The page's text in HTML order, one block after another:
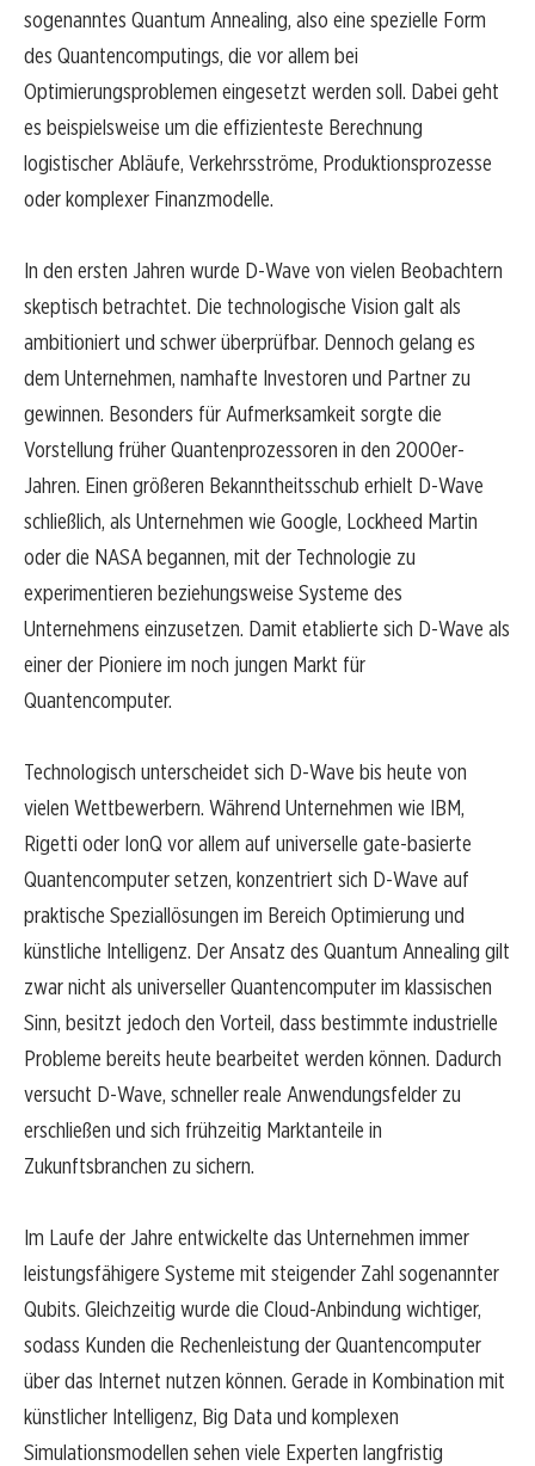
sogenanntes Quantum Annealing, also eine spezielle Form
des Quantencomputings, die vor allem bei
Optimierungsproblemen eingesetzt werden soll. Dabei geht
es beispielsweise um die effizienteste Berechnung
logistischer Abläufe, Verkehrsströme, Produktionsprozesse
oder komplexer Finanzmodelle.
In den ersten Jahren wurde D-Wave von vielen Beobachtern
skeptisch betrachtet. Die technologische Vision galt als
ambitioniert und schwer überprüfbar. Dennoch gelang es
dem Unternehmen, namhafte Investoren und Partner zu
gewinnen. Besonders für Aufmerksamkeit sorgte die
Vorstellung früher Quantenprozessoren in den 2000er-
Jahren. Einen größeren Bekanntheitsschub erhielt D-Wave
schließlich, als Unternehmen wie Google, Lockheed Martin
oder die NASA begannen, mit der Technologie zu
experimentieren beziehungsweise Systeme des
Unternehmens einzusetzen. Damit etablierte sich D-Wave als
einer der Pioniere im noch jungen Markt für
Quantencomputer.
Technologisch unterscheidet sich D-Wave bis heute von
vielen Wettbewerbern. Während Unternehmen wie IBM,
Rigetti oder IonQ vor allem auf universelle gate-basierte
Quantencomputer setzen, konzentriert sich D-Wave auf
praktische Speziallösungen im Bereich Optimierung und
künstliche Intelligenz. Der Ansatz des Quantum Annealing gilt
zwar nicht als universeller Quantencomputer im klassischen
Sinn, besitzt jedoch den Vorteil, dass bestimmte industrielle
Probleme bereits heute bearbeitet werden können. Dadurch
versucht D-Wave, schneller reale Anwendungsfelder zu
erschließen und sich frühzeitig Marktanteile in
Zukunftsbranchen zu sichern.
Im Laufe der Jahre entwickelte das Unternehmen immer
leistungsfähigere Systeme mit steigender Zahl sogenannter
Qubits. Gleichzeitig wurde die Cloud-Anbindung wichtiger,
sodass Kunden die Rechenleistung der Quantencomputer
über das Internet nutzen können. Gerade in Kombination mit
künstlicher Intelligenz, Big Data und komplexen
Simulationsmodellen sehen viele Experten langfristig